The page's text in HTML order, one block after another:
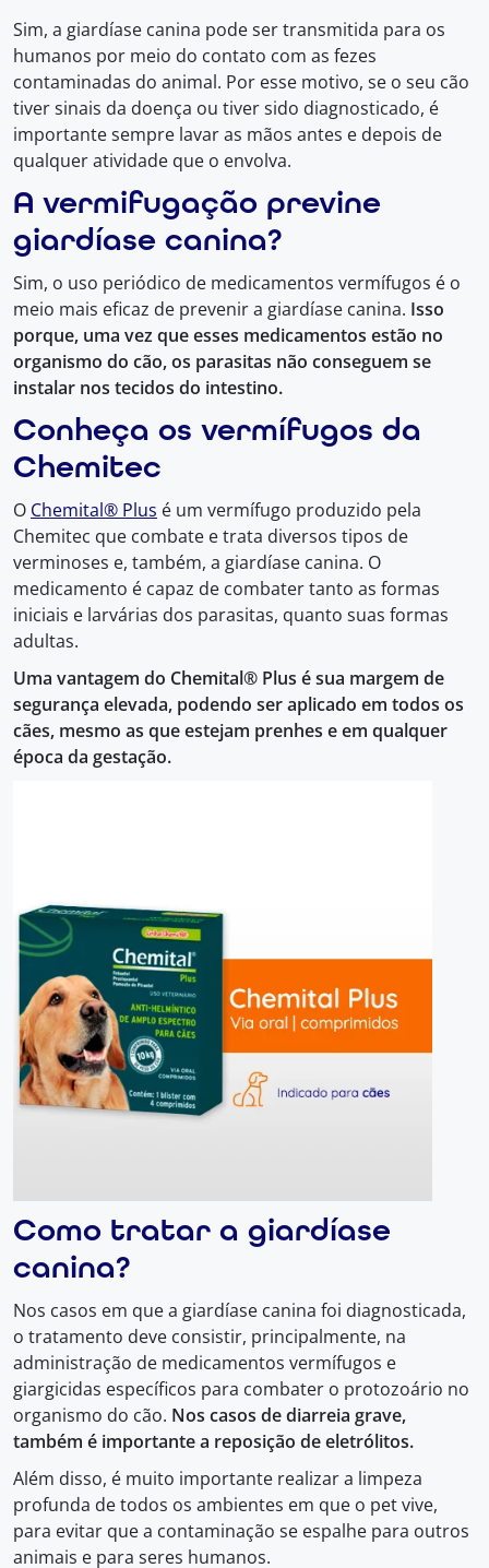
Sim, a giardíase canina pode ser transmitida para os
humanos por meio do contato com as fezes
contaminadas do animal. Por esse motivo, se o seu cão
tiver sinais da doença ou tiver sido diagnosticado, é
importante sempre lavar as mãos antes e depois de
qualquer atividade que o envolva.
A vermifugação previne
giardíase canina?
Sim, o uso periódico de medicamentos vermífugos é o
meio mais eficaz de prevenir a giardíase canina. Isso
porque, uma vez que esses medicamentos estão no
organismo do cão, os parasitas não conseguem se
instalar nos tecidos do intestino.
Conheça os vermífugos da
Chemitec
O Chemital® Plus é um vermífugo produzido pela
Chemitec que combate e trata diversos tipos de
verminoses e, também, a giardíase canina. O
medicamento é capaz de combater tanto as formas
iniciais e larvárias dos parasitas, quanto suas formas
adultas.
Uma vantagem do Chemital® Plus é sua margem de
segurança elevada, podendo ser aplicado em todos os
cães, mesmo as que estejam prenhes e em qualquer
época da gestação.
Como tratar a giardíase
canina?
Nos casos em que a giardíase canina foi diagnosticada,
o tratamento deve consistir, principalmente, na
administração de medicamentos vermífugos e
giargicidas específicos para combater o protozoário no
organismo do cão. Nos casos de diarreia grave,
também é importante a reposição de eletrólitos.
Além disso, é muito importante realizar a limpeza
profunda de todos os ambientes em que o pet vive,
para evitar que a contaminação se espalhe para outros
animais e para seres humanos.